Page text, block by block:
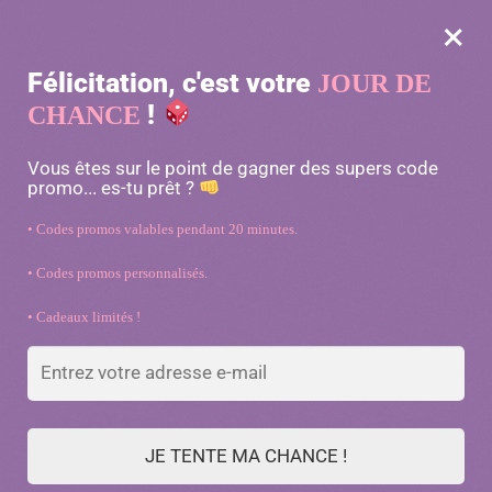
0
-10% avec le code « MATOU10 »
×
Félicitation, c'est votre JOUR DE
CHANCE !
Vous êtes sur le point de gagner des supers code
promo... es-tu prêt ?
• Codes promos valables pendant 20 minutes.
• Codes promos personnalisés.
• Cadeaux limités !
JE TENTE MA CHANCE !